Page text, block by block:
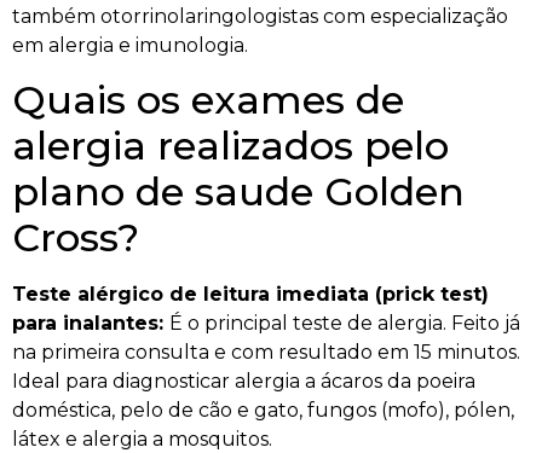
também otorrinolaringologistas com especialização
em alergia e imunologia.
Quais os exames de
alergia realizados pelo
plano de saude Golden
Cross?
Teste alérgico de leitura imediata (prick test)
para inalantes: É o principal teste de alergia. Feito já
na primeira consulta e com resultado em 15 minutos.
Ideal para diagnosticar alergia a ácaros da poeira
doméstica, pelo de cão e gato, fungos (mofo), pólen,
látex e alergia a mosquitos.